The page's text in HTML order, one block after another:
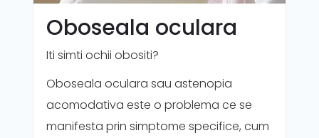
Oboseala oculara
Iti simti ochii obositi?
Oboseala oculara sau astenopia
acomodativa este o problema ce se
manifesta prin simptome specifice, cum